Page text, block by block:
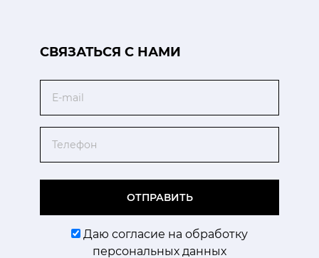
CВЯЗАТЬСЯ С НАМИ
ОТПРАВИТЬ
Даю согласие на обработку
персональных данных